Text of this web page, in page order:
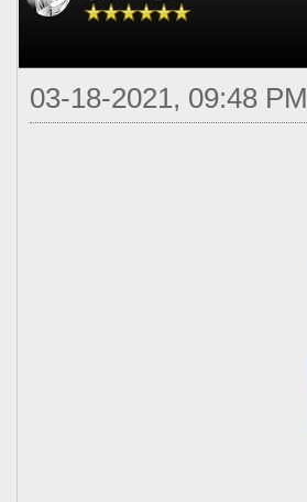
03-18-2021, 09:48 PM